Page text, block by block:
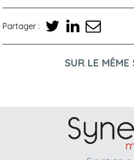
Partager :
SUR LE MÊME